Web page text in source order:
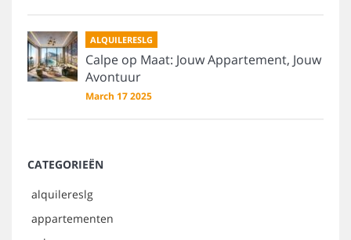
ALQUILERESLG
Calpe op Maat: Jouw Appartement, Jouw
Avontuur
March 17 2025
CATEGORIEËN
alquilereslg
appartementen